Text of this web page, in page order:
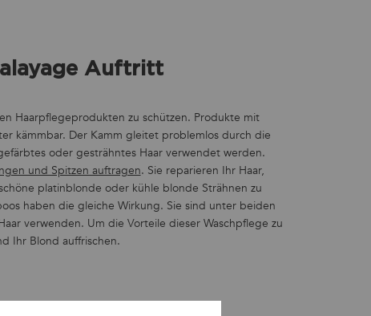
Auftritt
Haarpflegeprodukten zu schützen. Produkte mit
kämmbar. Der Kamm gleitet problemlos durch die
oder gesträhntes Haar verwendet werden.
und Spitzen auftragen. Sie reparieren Ihr Haar,
platinblonde oder kühle blonde Strähnen zu
haben die gleiche Wirkung. Sie sind unter beiden
verwenden. Um die Vorteile dieser Waschpflege zu
Ihr Blond auffrischen.